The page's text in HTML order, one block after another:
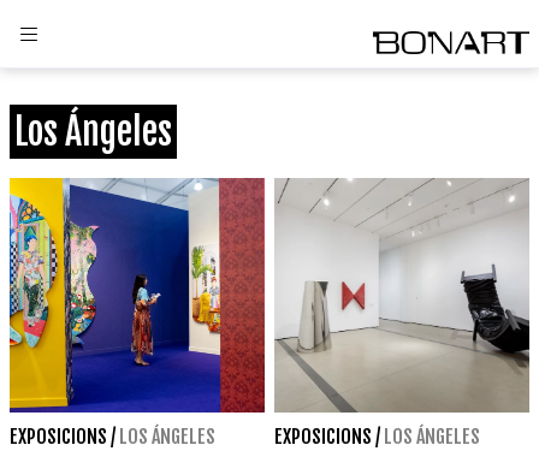
Los Ángeles
EXPOSICIONS / LOS ÁNGELES EXPOSICIONS / LOS ÁNGELES